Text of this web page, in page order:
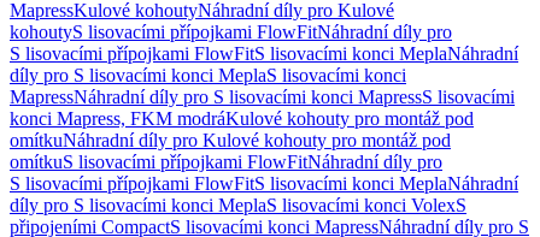
MapressKulové kohoutyNáhradní díly pro Kulové
kohoutyS lisovacími přípojkami FlowFitNáhradní díly pro
S lisovacími přípojkami FlowFitS lisovacími konci MeplaNáhradní
díly pro S lisovacími konci MeplaS lisovacími konci
MapressNáhradní díly pro S lisovacími konci MapressS lisovacími
konci Mapress, FKM modráKulové kohouty pro montáž pod
omítkuNáhradní díly pro Kulové kohouty pro montáž pod
omítkuS lisovacími přípojkami FlowFitNáhradní díly pro
S lisovacími přípojkami FlowFitS lisovacími konci MeplaNáhradní
díly pro S lisovacími konci MeplaS lisovacími konci VolexS
připojeními CompactS lisovacími konci MapressNáhradní díly pro S